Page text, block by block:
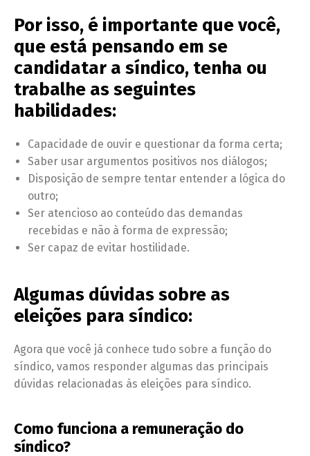
Por isso, é importante que você,
que está pensando em se
candidatar a síndico, tenha ou
trabalhe as seguintes
habilidades:
Capacidade de ouvir e questionar da forma certa;
Saber usar argumentos positivos nos diálogos;
Disposição de sempre tentar entender a lógica do
outro;
Ser atencioso ao conteúdo das demandas
recebidas e não à forma de expressão;
Ser capaz de evitar hostilidade.
Algumas dúvidas sobre as
eleições para síndico:
Agora que você já conhece tudo sobre a função do
síndico, vamos responder algumas das principais
dúvidas relacionadas às eleições para síndico.
Como funciona a remuneração do
síndico?